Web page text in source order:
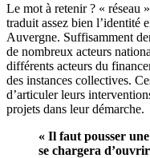
Le mot à retenir ? « réseau
traduit assez bien l’identité
Auvergne. Suffisamment
de nombreux acteurs
différents acteurs du
des instances collectives.
d’articuler leurs
projets dans leur démarche.
« Il faut pousser
se chargera